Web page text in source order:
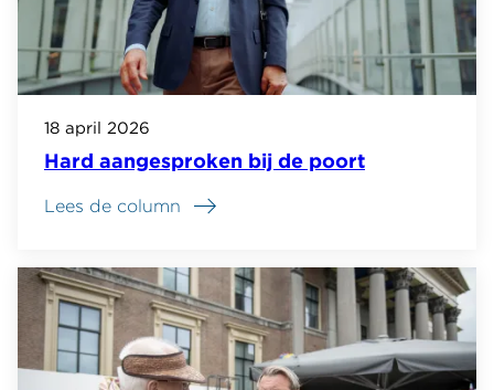
Hard aangesproken bij de poort
18 april 2026
Lees de column